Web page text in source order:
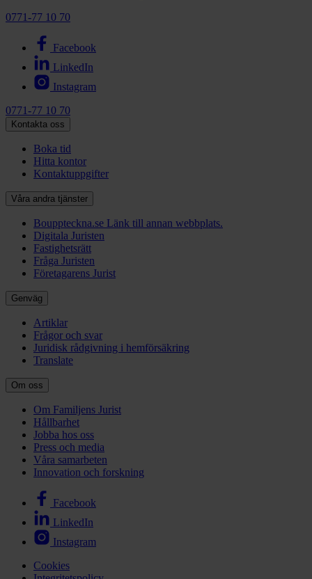
0771-77 10 70
Facebook
LinkedIn
Instagram
0771-77 10 70
Kontakta oss
Boka tid
Hitta kontor
Kontaktuppgifter
Våra andra tjänster
Bouppteckna.se Länk till annan webbplats.
Digitala Juristen
Fastighetsrätt
Fråga Juristen
Företagarens Jurist
Genväg
Artiklar
Frågor och svar
Juridisk rådgivning i hemförsäkring
Translate
Om oss
Om Familjens Jurist
Hållbarhet
Jobba hos oss
Press och media
Våra samarbeten
Innovation och forskning
Facebook
LinkedIn
Instagram
Cookies